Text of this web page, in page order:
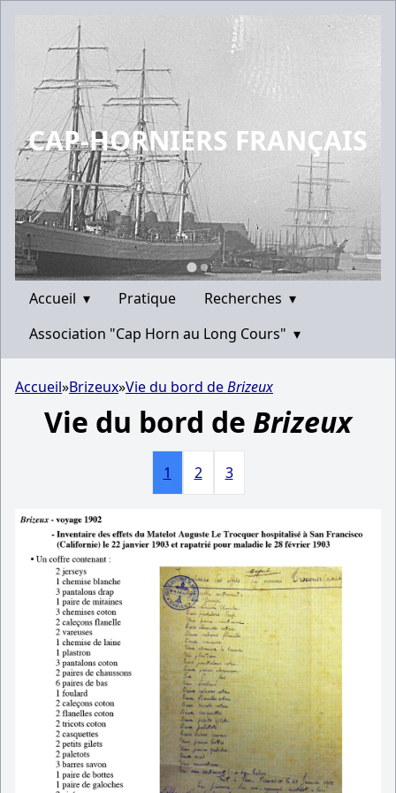
CAP-HORNIERS FRANÇAIS
Accueil ▾ Pratique Recherches ▾
Association "Cap Horn au Long Cours" ▾
Accueil»Brizeux»Vie du bord deBrizeux
Vie du bord de Brizeux
1 2 3